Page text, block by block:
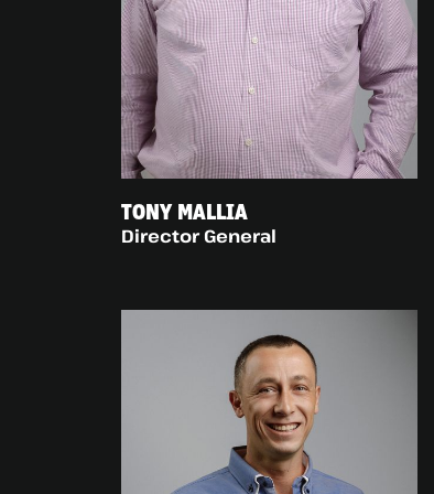
TONY MALLIA
Director General